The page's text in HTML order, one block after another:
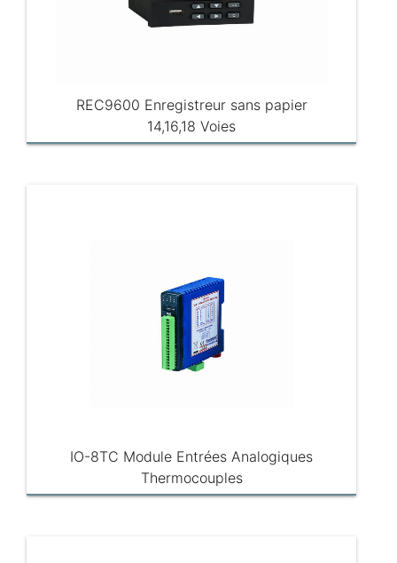
REC9600 Enregistreur sans papier
14,16,18 Voies
IO-8TC Module Entrées Analogiques
Thermocouples